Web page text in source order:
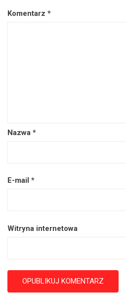
Komentarz *
Nazwa *
E-mail *
Witryna internetowa